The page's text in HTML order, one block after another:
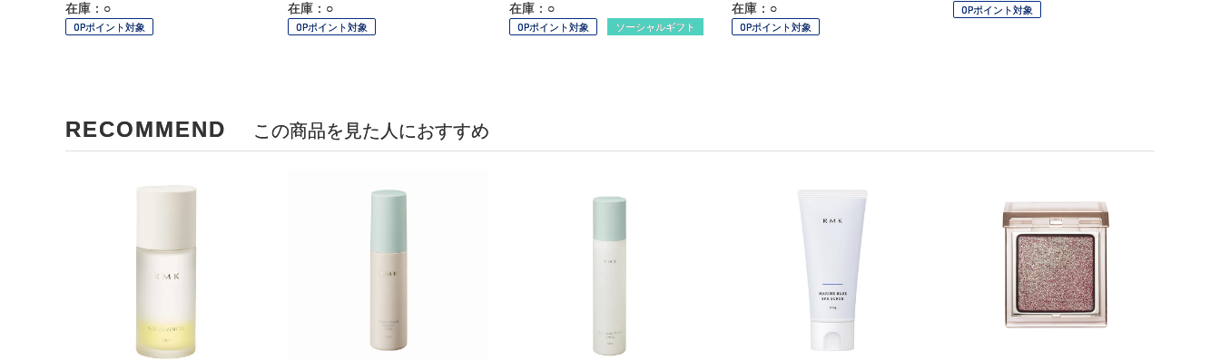
在庫：○
OPポイント対象
在庫：○
OPポイント対象
在庫：○
OPポイント対象 ソーシャルギフト
在庫：○
OPポイント対象
OPポイント対象
RECOMMEND この商品を見た人におすすめ